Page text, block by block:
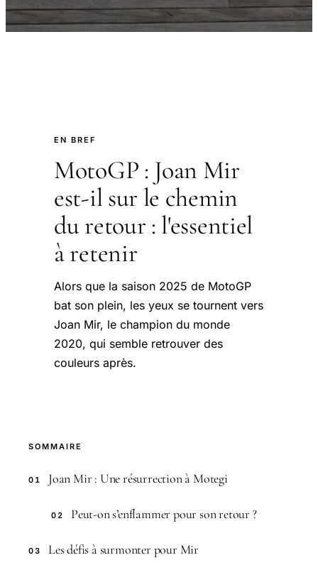
EN BREF
MotoGP : Joan Mir
est-il sur le chemin
du retour : l'essentiel
à retenir
Alors que la saison 2025 de MotoGP
bat son plein, les yeux se tournent vers
Joan Mir, le champion du monde
2020, qui semble retrouver des
couleurs après.
SOMMAIRE
01 Joan Mir : Une résurrection à Motegi
02 Peut-on s’enflammer pour son retour ?
03 Les défis à surmonter pour Mir